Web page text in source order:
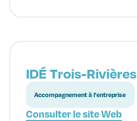
IDÉ Trois-Rivières
Accompagnement à l'entreprise
Consulter le site Web